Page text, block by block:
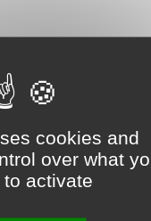
cookies and
over what
to activate